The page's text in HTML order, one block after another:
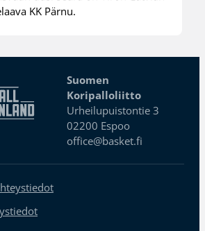
KK Pärnu.
Suomen
Koripalloliitto
Urheilupuistontie 3
02200 Espoo
office@basket.fi